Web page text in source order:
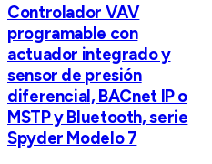
Controlador VAV
programable con
actuador integrado y
sensor de presión
diferencial, BACnet IP o
MSTP y Bluetooth, serie
Spyder Modelo 7